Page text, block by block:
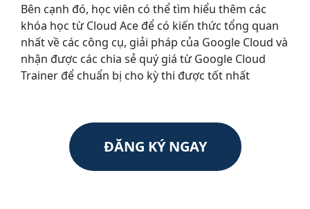
Bên cạnh đó, học viên có thể tìm hiểu thêm các
khóa học từ Cloud Ace để có kiến thức tổng quan
nhất về các công cụ, giải pháp của Google Cloud và
nhận được các chia sẻ quý giá từ Google Cloud
Trainer để chuẩn bị cho kỳ thi được tốt nhất
ĐĂNG KÝ NGAY